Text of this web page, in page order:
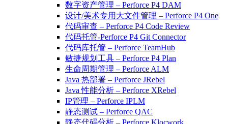
数字资产管理 – Perforce P4 DAM
设计/美术专用大文件管理 – Perforce P4 One
代码审查 – Perforce P4 Code Review
代码托管-Perforce P4 Git Connector
代码库托管 – Perforce TeamHub
敏捷规划工具 – Perforce P4 Plan
生命周期管理 – Perforce ALM
Java 热部署 – Perforce JRebel
Java 性能分析 – Perforce XRebel
IP管理 – Perforce IPLM
静态测试 – Perforce QAC
静态代码分析 – Perforce Klocwork